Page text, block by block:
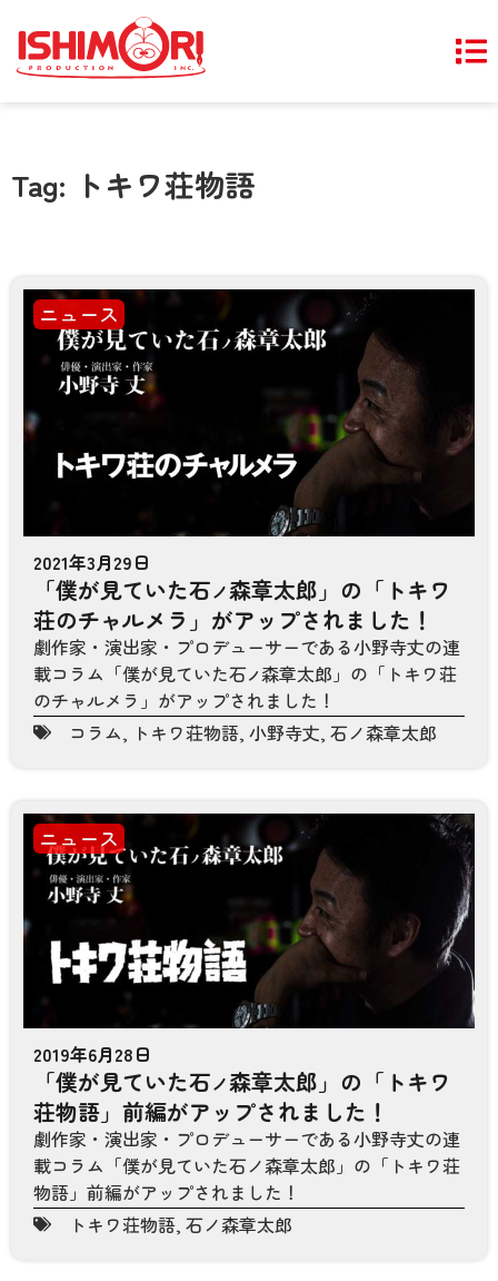
Tag: トキワ荘物語
ニュース
2021年3月29日
「僕が見ていた石ノ森章太郎」の「トキワ
荘のチャルメラ」がアップされました！
劇作家・演出家・プロデューサーである小野寺丈の連
載コラム「僕が見ていた石ノ森章太郎」の「トキワ荘
のチャルメラ」がアップされました！
コラム, トキワ荘物語, 小野寺丈, 石ノ森章太郎
ニュース
2019年6月28日
「僕が見ていた石ノ森章太郎」の「トキワ
荘物語」前編がアップされました！
劇作家・演出家・プロデューサーである小野寺丈の連
載コラム「僕が見ていた石ノ森章太郎」の「トキワ荘
物語」前編がアップされました！
トキワ荘物語, 石ノ森章太郎